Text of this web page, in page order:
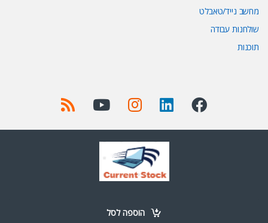
הוספה לסל
מחשב נייד/טאבלט
שולחנות עבודה
תוכנות